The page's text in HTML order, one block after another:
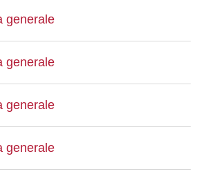
generale
generale
generale
generale